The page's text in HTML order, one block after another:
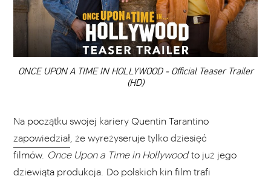
00:00
ONCE UPON A TIME IN HOLLYWOOD - Official Teaser Trailer
(HD)
DODAJ TEN FILM DO PLAYLISTY
Na początku swojej kariery Quentin Tarantino
zapowiedział , że wyreżyseruje tylko dziesięć
filmów. Once Upon a Time in Hollywoodto już jego
dziewiąta produkcja. Do polskich kin film trafi